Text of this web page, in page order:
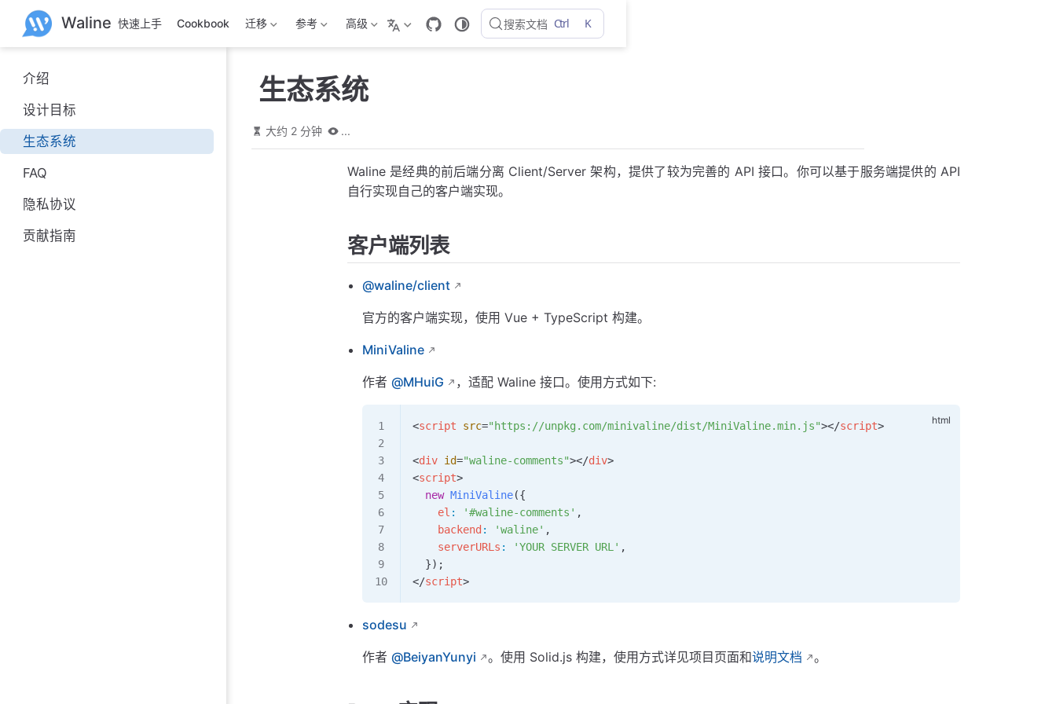
主
Waline 快速上手 Cookbook 迁移 参考 高级 搜索文档 Ctrl K
介绍
设计目标
生态系统
FAQ
隐私协议
贡献指南
生态系统
大约 2 分钟 ...
Waline 是经典的前后端分离 Client/Server 架构，提供了较为完善的 API 接口。你可以基于服务端提供的 API
自行实现自己的客户端实现。
客户端列表
@waline/client
官方的客户端实现，使用 Vue + TypeScript 构建。
MiniValine
作者@MHuiG ，适配 Waline 接口。使用方式如下:
<script src="https://unpkg.com/minivaline/dist/MiniValine.min.js"></script>
<div id="waline-comments"></div>
<script>
  new
MiniValine({
    el
: '#waline-comments' ,
    backend
: 'waline' ,
    serverURLs
: 'YOUR SERVER URL' ,
  });
</script>
sodesu
作者@BeiyanYunyi 。使用 Solid.js 构建，使用方式详见项目页面和说明文档 。